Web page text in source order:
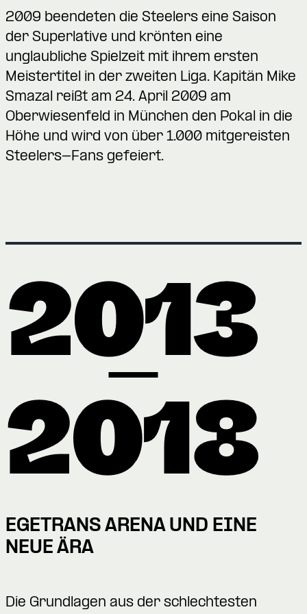
2009 beendeten die Steelers eine Saison
der Superlative und krönten eine
unglaubliche Spielzeit mit ihrem ersten
Meistertitel in der zweiten Liga. Kapitän Mike
Smazal reißt am 24. April 2009 am
Oberwiesenfeld in München den Pokal in die
Höhe und wird von über 1.000 mitgereisten
Steelers-Fans gefeiert.
EGETRANS ARENA UND EINE
NEUE ÄRA
Die Grundlagen aus der schlechtesten